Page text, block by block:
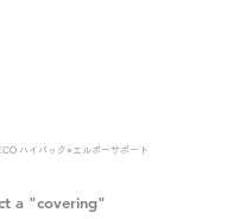
ハイバック×エルボーサポート
a "covering"